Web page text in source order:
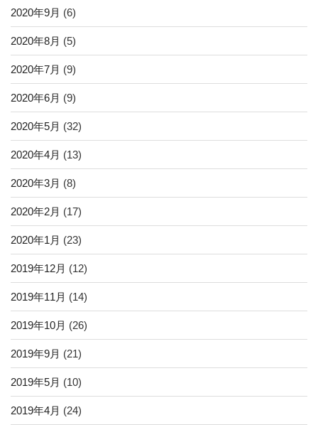
2020年9月 (6)
2020年8月 (5)
2020年7月 (9)
2020年6月 (9)
2020年5月 (32)
2020年4月 (13)
2020年3月 (8)
2020年2月 (17)
2020年1月 (23)
2019年12月 (12)
2019年11月 (14)
2019年10月 (26)
2019年9月 (21)
2019年5月 (10)
2019年4月 (24)